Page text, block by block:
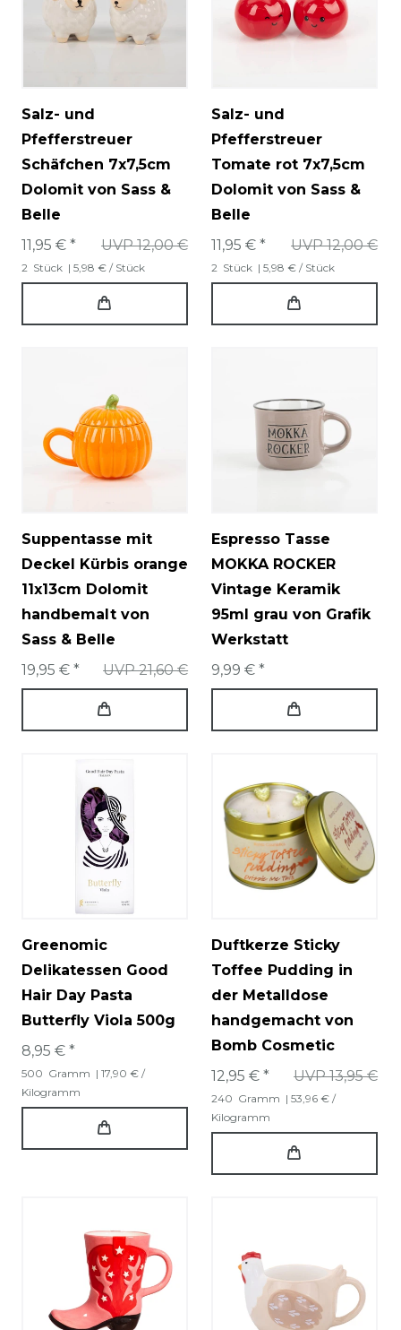
Salz- und
Pfefferstreuer
Schäfchen 7x7,5cm
Dolomit von Sass &
Belle
UVP 12,00 €
11,95 € *
2 Stück | 5,98 € / Stück
Salz- und
Pfefferstreuer
Tomate rot 7x7,5cm
Dolomit von Sass &
Belle
UVP 12,00 €
11,95 € *
2 Stück | 5,98 € / Stück
Suppentasse mit
Deckel Kürbis orange
11x13cm Dolomit
handbemalt von
Sass & Belle
UVP 21,60 €
19,95 € *
Espresso Tasse
MOKKA ROCKER
Vintage Keramik
95ml grau von Grafik
Werkstatt
9,99 € *
Greenomic
Delikatessen Good
Hair Day Pasta
Butterfly Viola 500g
8,95 € *
500 Gramm | 17,90 € /
Kilogramm
Duftkerze Sticky
Toffee Pudding in
der Metalldose
handgemacht von
Bomb Cosmetic
UVP 13,95 €
12,95 € *
240 Gramm | 53,96 € /
Kilogramm